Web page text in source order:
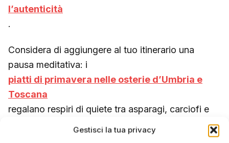
Gestisci la tua privacy
l’autenticità
.
Considera di aggiungere al tuo itinerario una
pausa meditativa: i
piatti di primavera nelle osterie d’Umbria e
Toscana
regalano respiri di quiete tra asparagi, carciofi e